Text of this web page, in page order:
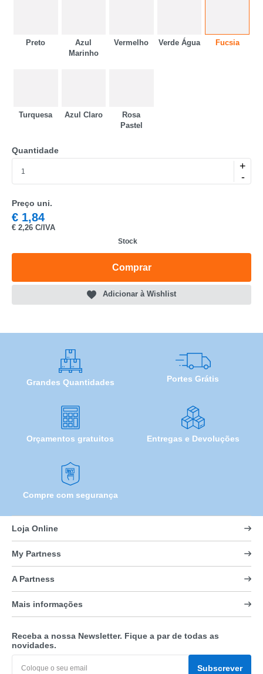
Preto
Azul
Marinho
Vermelho Verde Água Fucsia
Turquesa Azul Claro
Rosa
Pastel
Quantidade
+
-
Preço uni.
€ 1,84
€ 2,26 C/IVA
Stock
Comprar
Adicionar à Wishlist
Grandes Quantidades Portes Grátis
Orçamentos gratuitos Entregas e Devoluções
Compre com segurança
Loja Online
My Partness
A Partness
Mais informações
Receba a nossa Newsletter. Fique a par de todas as
novidades.
Subscrever
CATEGORIA
MARCA